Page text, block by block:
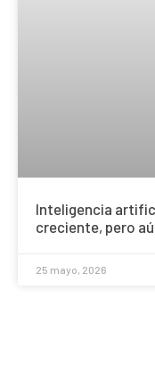
Inteligencia
creciente, pero
25 mayo, 2026